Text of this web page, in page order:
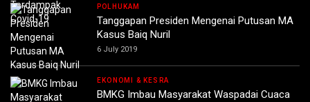
POLHUKAM
Tanggapan Presiden Mengenai Putusan MA
Kasus Baiq Nuril
6 July 2019
EKONOMI & KESRA
BMKG Imbau Masyarakat Waspadai Cuaca